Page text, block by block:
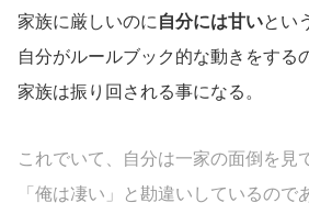
家族に厳しいのに自分には甘いとい
自分がルールブック的な動きをする
家族は振り回される事になる。
これでいて、自分は一家の面倒を見
「俺は凄い」と勘違いしているので